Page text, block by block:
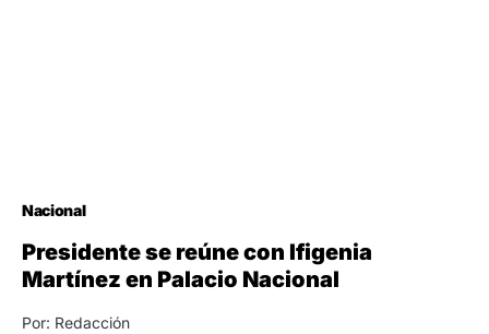
Nacional
Presidente se reúne con Ifigenia
Martínez en Palacio Nacional
Por: Redacción